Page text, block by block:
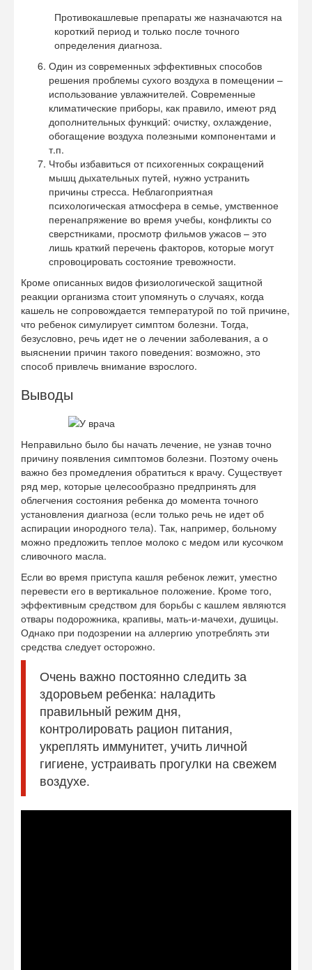
Противокашлевые препараты же назначаются на
короткий период и только после точного
определения диагноза.
Один из современных эффективных способов
решения проблемы сухого воздуха в помещении –
использование увлажнителей. Современные
климатические приборы, как правило, имеют ряд
дополнительных функций: очистку, охлаждение,
обогащение воздуха полезными компонентами и
т.п.
Чтобы избавиться от психогенных сокращений
мышц дыхательных путей, нужно устранить
причины стресса. Неблагоприятная
психологическая атмосфера в семье, умственное
перенапряжение во время учебы, конфликты со
сверстниками, просмотр фильмов ужасов – это
лишь краткий перечень факторов, которые могут
спровоцировать состояние тревожности.
Кроме описанных видов физиологической защитной
реакции организма стоит упомянуть о случаях, когда
кашель не сопровождается температурой по той причине,
что ребенок симулирует симптом болезни. Тогда,
безусловно, речь идет не о лечении заболевания, а о
выяснении причин такого поведения: возможно, это
способ привлечь внимание взрослого.
Выводы
Неправильно было бы начать лечение, не узнав точно
причину появления симптомов болезни. Поэтому очень
важно без промедления обратиться к врачу. Существует
ряд мер, которые целесообразно предпринять для
облегчения состояния ребенка до момента точного
установления диагноза (если только речь не идет об
аспирации инородного тела). Так, например, больному
можно предложить теплое молоко с медом или кусочком
сливочного масла.
Если во время приступа кашля ребенок лежит, уместно
перевести его в вертикальное положение. Кроме того,
эффективным средством для борьбы с кашлем являются
отвары подорожника, крапивы, мать-и-мачехи, душицы.
Однако при подозрении на аллергию употреблять эти
средства следует осторожно.
Очень важно постоянно следить за
здоровьем ребенка: наладить
правильный режим дня,
контролировать рацион питания,
укреплять иммунитет, учить личной
гигиене, устраивать прогулки на свежем
воздухе.